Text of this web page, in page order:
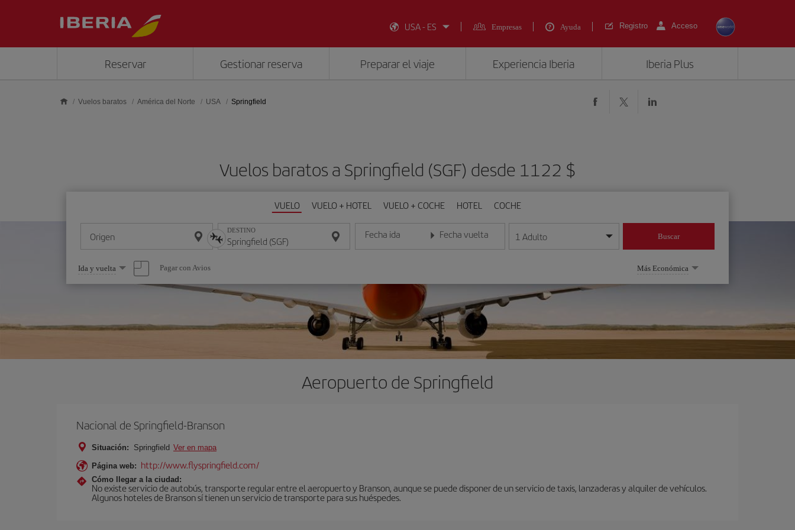
USA - ES
Empresas Ayuda Registro Acceso
Reservar Gestionar reserva Preparar el viaje Experiencia Iberia Iberia Plus
Vuelos baratos América del Norte USA Springfield
Vuelos baratos a Springfield (SGF) desde 1122 $
VUELO VUELO + HOTEL VUELO + COCHE HOTEL COCHE
Origen DESTINO Fecha ida
Introduce la fecha en formato día/mes/año
Fecha vuelta
Introduce la fecha en formato día/mes/año
1 Adulto Buscar
Seleccione
una
opción
Ida y vuelta Pagar con Avios Más Económica
Aeropuerto de Springfield
Nacional de Springfield-Branson
Situación: Springfield Ver en mapa
Página web: http://www.flyspringfield.com/
Cómo llegar a la ciudad:
No existe servicio de autobús, transporte regular entre el aeropuerto y Branson, aunque se puede disponer de un servicio de taxis, lanzaderas y alquiler de vehículos.
Algunos hoteles de Branson sí tienen un servicio de transporte para sus huéspedes.